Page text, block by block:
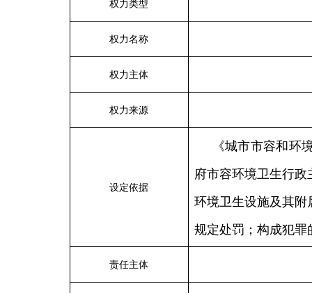
权力类型
权力名称
权力主体
权力来源
设定依据
《城市市容和环
府市容环境卫生行
环境卫生设施及其
规定处罚；构成犯罪
责任主体